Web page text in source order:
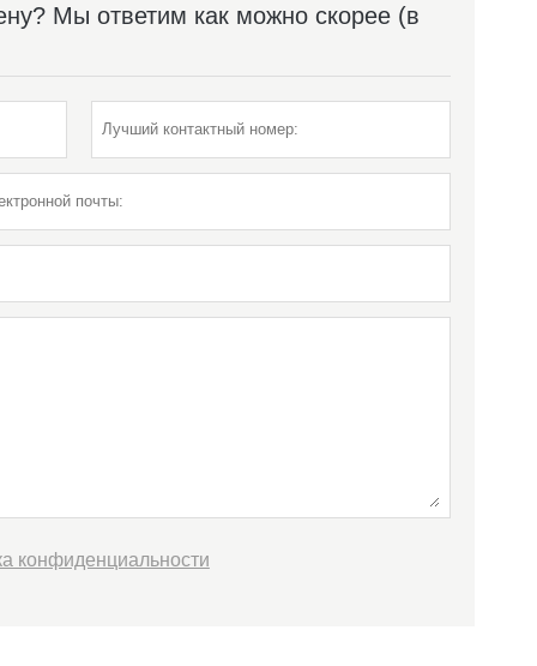
Мы ответим как можно скорее (в
конфиденциальности